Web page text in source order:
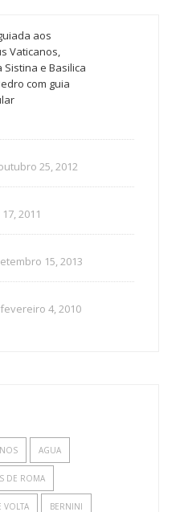
aos
Vaticanos,
Sistina e Basilica
com guia
25, 2012
2011
15, 2013
fevereiro 4, 2010
AGUA
DE ROMA
VOLTA BERNINI